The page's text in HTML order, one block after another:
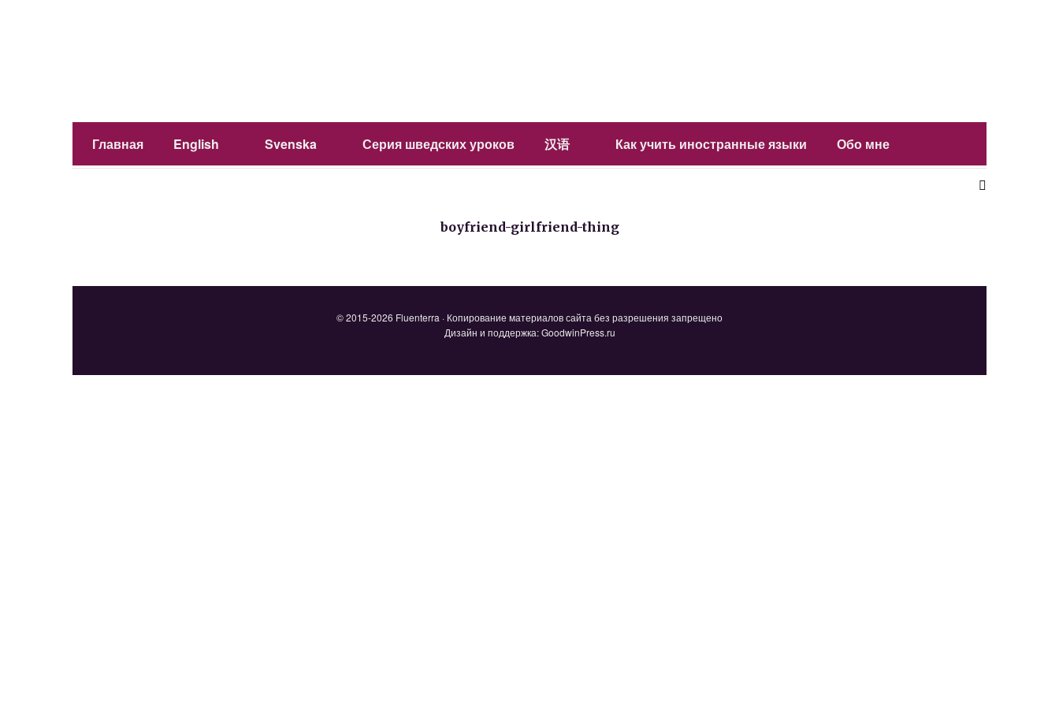
Главная English Svenska Серия шведских уроков 汉语 Как учить иностранные языки Обо мне
boyfriend-girlfriend-thing
© 2015-2026 Fluenterra · Копирование материалов сайта без разрешения запрещено
Дизайн и поддержка: GoodwinPress.ru